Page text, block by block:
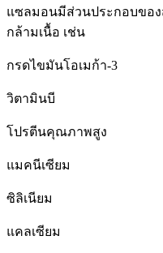
แซลมอนมีส่วนประกอบของ
กล้ามเนื้อ เช่น
กรดไขมันโอเมก้า-3
วิตามินบี
โปรตีนคุณภาพสูง
แมคนีเซียม
ซิลิเนียม
แคลเซียม